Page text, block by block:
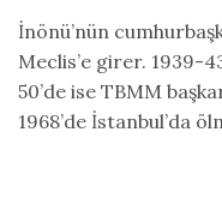
İnönü’nün
Meclis’e girer. 1939-
50’de ise TBMM
1968’de İstanbul’da